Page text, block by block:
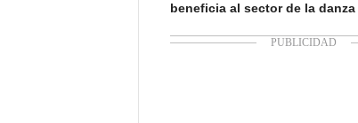
beneficia al sector de la danza